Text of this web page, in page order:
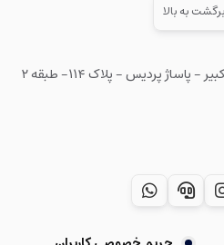
برگشت به بالا
سه راه امین حضور - خیابان امیر کبیر - پاساژ پردیس - پلاک ۱۱۴- طبقه ۲